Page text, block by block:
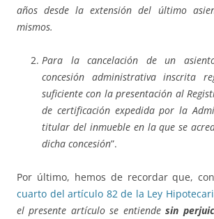
años desde la extensión del último
mismos.
Para la cancelación de un
concesión administrativa inscrita
suficiente con la presentación al
de certificación expedida por la
titular del inmueble en la que se
dicha concesión”.
Por último, hemos de recordar que,
cuarto del artículo 82 de la Ley
el presente artículo se entiendesin